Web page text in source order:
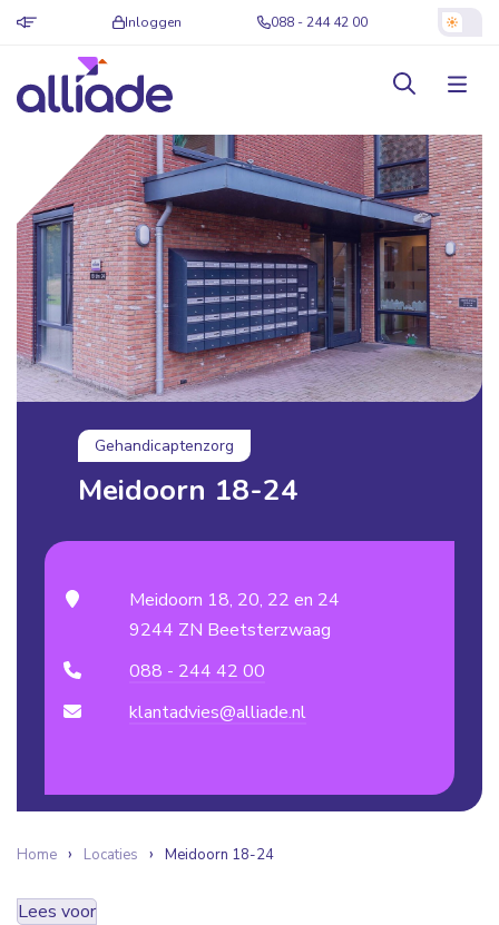
Inloggen 088 - 244 42 00
Gehandicaptenzorg
Meidoorn 18-24
Meidoorn 18, 20, 22 en 24
9244 ZN Beetsterzwaag
088 - 244 42 00
klantadvies@alliade.nl
Home Locaties Meidoorn 18-24
Lees voor